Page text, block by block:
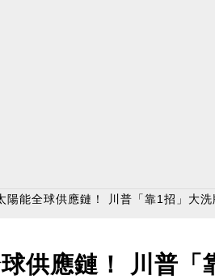
陽能全球供應鏈！ 川普「靠1招」大洗
供應鏈！ 川普「